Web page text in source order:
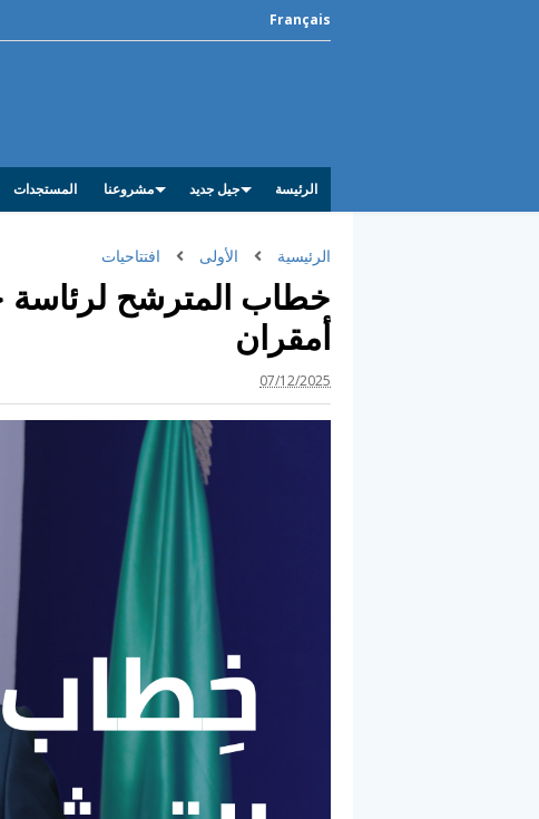
Français
الرئيسة جيل جديد مشروعنا المستجدات
الرئيسية الأولى افتتاحيات
خطاب المترشح لرئاسة
أمقران
07/12/2025